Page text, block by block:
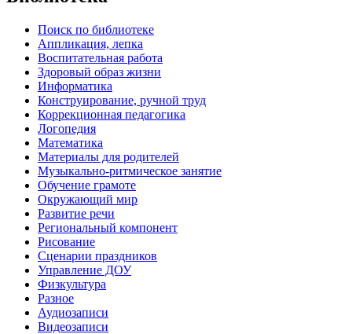
Поиск по библиотеке
Аппликация, лепка
Воспитательная работа
Здоровый образ жизни
Информатика
Конструирование, ручной труд
Коррекционная педагогика
Логопедия
Математика
Материалы для родителей
Музыкально-ритмическое занятие
Обучение грамоте
Окружающий мир
Развитие речи
Региональный компонент
Рисование
Сценарии праздников
Управление ДОУ
Физкультура
Разное
Аудиозаписи
Видеозаписи